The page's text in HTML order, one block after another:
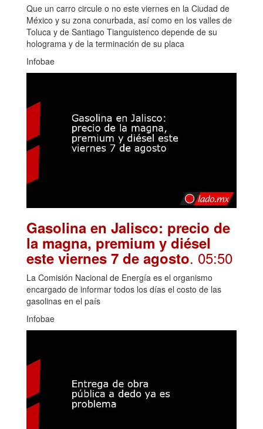
Que un carro circule o no este viernes en la Ciudad de
México y su zona conurbada, así como en los valles de
Toluca y de Santiago Tianguistenco depende de su
holograma y de la terminación de su placa
Infobae
Gasolina en Jalisco: precio de
la magna, premium y diésel
este viernes 7 de agosto. 05:50
La Comisión Nacional de Energía es el organismo
encargado de informar todos los días el costo de las
gasolinas en el país
Infobae